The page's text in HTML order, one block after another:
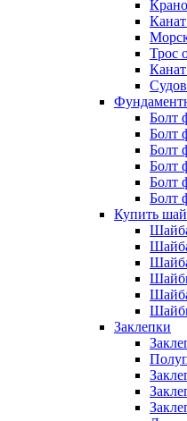
Трос
Болт
Болт
Болт
Болт
Болт
Болт
Купить
Заклепки